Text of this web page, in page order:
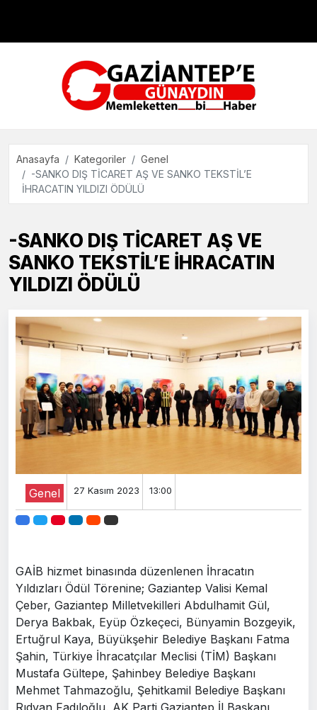
Teknoloji
Anasayfa Kategoriler
Genel
-SANKO DIŞ TİCARET AŞ VE SANKO TEKSTİL’E
İHRACATIN YILDIZI ÖDÜLÜ
-SANKO DIŞ TİCARET AŞ VE
SANKO TEKSTİL’E İHRACATIN
YILDIZI ÖDÜLÜ
Genel 27 Kasım 2023 13:00
GAİB hizmet binasında düzenlenen İhracatın
Yıldızları Ödül Törenine; Gaziantep Valisi Kemal
Çeber, Gaziantep Milletvekilleri Abdulhamit Gül,
Derya Bakbak, Eyüp Özkeçeci, Bünyamin Bozgeyik,
Ertuğrul Kaya, Büyükşehir Belediye Başkanı Fatma
Şahin, Türkiye İhracatçılar Meclisi (TİM) Başkanı
Mustafa Gültepe, Şahinbey Belediye Başkanı
Mehmet Tahmazoğlu, Şehitkamil Belediye Başkanı